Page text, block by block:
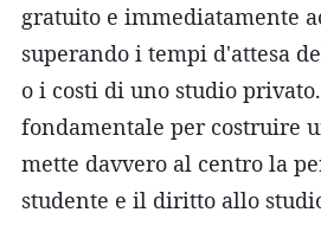
gratuito e immediatamente
superando i tempi d'attesa
o i costi di uno studio
fondamentale per costruire
mette davvero al centro la
studente e il diritto allo